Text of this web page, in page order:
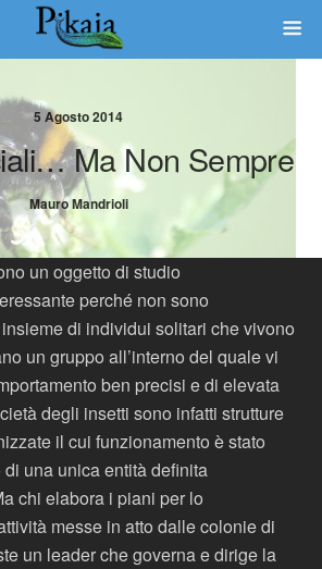
5 Agosto 2014
Ma Non Sempre
Mauro Mandrioli
un oggetto di studio
perché non sono
di individui solitari che vivono
un gruppo all’interno del quale vi
ben precisi e di elevata
degli insetti sono infatti strutture
il cui funzionamento è stato
una unica entità definita
chi elabora i piani per lo
messe in atto dalle colonie di
un leader che governa e dirige la